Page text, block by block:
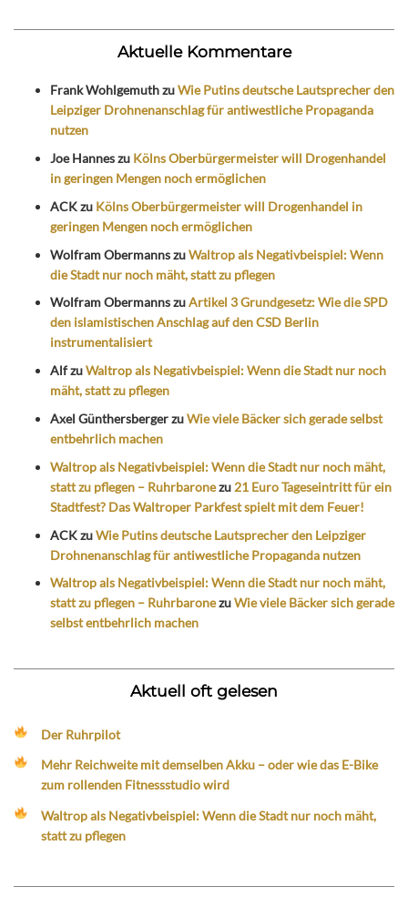
Aktuelle Kommentare
Frank WohlgemuthzuWie Putins deutsche Lautsprecher den
Leipziger Drohnenanschlag für antiwestliche Propaganda
nutzen
Joe Hanneszu Kölns Oberbürgermeister will Drogenhandel
in geringen Mengen noch ermöglichen
ACKzu Kölns Oberbürgermeister will Drogenhandel in
geringen Mengen noch ermöglichen
Wolfram ObermannszuWaltrop als Negativbeispiel: Wenn
die Stadt nur noch mäht, statt zu pflegen
Wolfram ObermannszuArtikel 3 Grundgesetz: Wie die SPD
den islamistischen Anschlag auf den CSD Berlin
instrumentalisiert
AlfzuWaltrop als Negativbeispiel: Wenn die Stadt nur noch
mäht, statt zu pflegen
Axel GünthersbergerzuWie viele Bäcker sich gerade selbst
entbehrlich machen
Waltrop als Negativbeispiel: Wenn die Stadt nur noch mäht,
statt zu pflegen – Ruhrbaronezu 21 Euro Tageseintritt für ein
Stadtfest? Das Waltroper Parkfest spielt mit dem Feuer!
ACKzuWie Putins deutsche Lautsprecher den Leipziger
Drohnenanschlag für antiwestliche Propaganda nutzen
Waltrop als Negativbeispiel: Wenn die Stadt nur noch mäht,
statt zu pflegen – RuhrbaronezuWie viele Bäcker sich gerade
selbst entbehrlich machen
Aktuell oft gelesen
Der Ruhrpilot
Mehr Reichweite mit demselben Akku – oder wie das E-Bike
zum rollenden Fitnessstudio wird
Waltrop als Negativbeispiel: Wenn die Stadt nur noch mäht,
statt zu pflegen